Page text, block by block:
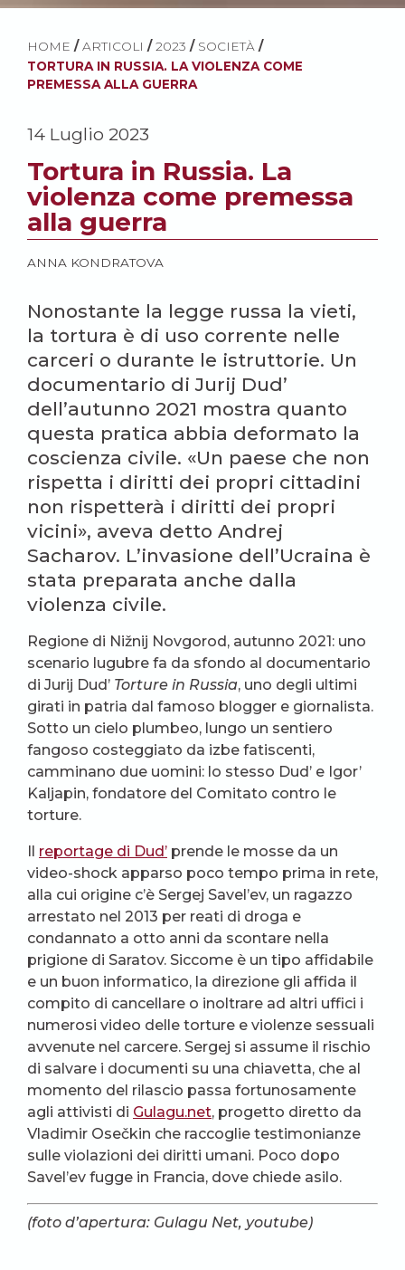
HOME / ARTICOLI / 2023 / SOCIETÀ /
TORTURA IN RUSSIA. LA VIOLENZA COME
PREMESSA ALLA GUERRA
14 Luglio 2023
Tortura in Russia. La
violenza come premessa
alla guerra
ANNA KONDRATOVA
Nonostante la legge russa la vieti,
la tortura è di uso corrente nelle
carceri o durante le istruttorie. Un
documentario di Jurij Dud’
dell’autunno 2021 mostra quanto
questa pratica abbia deformato la
coscienza civile. «Un paese che non
rispetta i diritti dei propri cittadini
non rispetterà i diritti dei propri
vicini», aveva detto Andrej
Sacharov. L’invasione dell’Ucraina è
stata preparata anche dalla
violenza civile.
Regione di Nižnij Novgorod, autunno 2021: uno
scenario lugubre fa da sfondo al documentario
di Jurij Dud’ Torture in Russia, uno degli ultimi
girati in patria dal famoso blogger e giornalista.
Sotto un cielo plumbeo, lungo un sentiero
fangoso costeggiato da izbe fatiscenti,
camminano due uomini: lo stesso Dud’ e Igor’
Kaljapin, fondatore del Comitato contro le
torture.
reportage di Dud’ prende le mosse da un
video-shock apparso poco tempo prima in rete,
alla cui origine c’è Sergej Savel’ev, un ragazzo
arrestato nel 2013 per reati di droga e
condannato a otto anni da scontare nella
prigione di Saratov. Siccome è un tipo affidabile
e un buon informatico, la direzione gli affida il
compito di cancellare o inoltrare ad altri uffici i
numerosi video delle torture e violenze sessuali
avvenute nel carcere. Sergej si assume il rischio
di salvare i documenti su una chiavetta, che al
momento del rilascio passa fortunosamente
agli attivisti di Gulagu.net, progetto diretto da
Vladimir Osečkin che raccoglie testimonianze
sulle violazioni dei diritti umani. Poco dopo
Savel’ev fugge in Francia, dove chiede asilo.
(foto d’apertura: Gulagu Net, youtube)